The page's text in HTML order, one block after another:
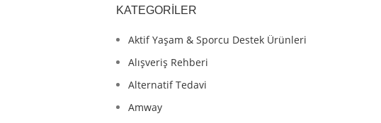
KATEGORILER
Aktif Yaşam & Sporcu Destek Ürünleri
Alışveriş Rehberi
Alternatif Tedavi
Amway